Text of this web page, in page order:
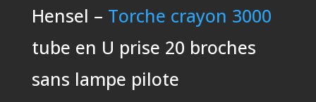
Hensel – Torche crayon 3000
tube en U prise 20 broches
sans lampe pilote